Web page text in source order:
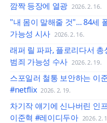
깜짝 등장에 열광 2026. 2. 16.
"내 몸이 말해줄 것"... 84세
가능성 시사 2026. 2. 16.
래퍼 릴 파파, 플로리다서
범죄 가능성 수사 2026. 2. 19.
스포일러 철통 보안하는 이
#netflix 2026. 2. 19.
차기작 얘기에 신나버린 인
이준혁 #레이디두아 2026. 2.